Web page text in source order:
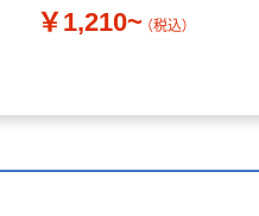
￥1,210~ （税込）